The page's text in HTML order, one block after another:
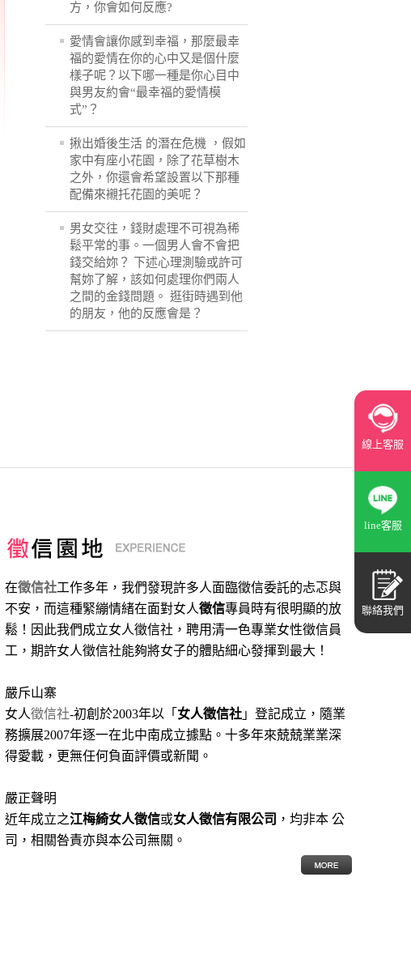
線上客服
line客服
聯絡我們
方，你會如何反應?
愛情會讓你感到幸福，那麼最幸
福的愛情在你的心中又是個什麼
樣子呢？以下哪一種是你心目中
與男友約會“最幸福的愛情模
式”？
揪出婚後生活 的潛在危機 ，假如
家中有座小花園，除了花草樹木
之外，你還會希望設置以下那種
配備來襯托花園的美呢？
男女交往，錢財處理不可視為稀
鬆平常的事。一個男人會不會把
錢交給妳？ 下述心理測驗或許可
幫妳了解，該如何處理你們兩人
之間的金錢問題。 逛街時遇到他
的朋友，他的反應會是？
在徵信社工作多年，我們發現許多人面臨徵信委託的忐忑與
不安，而這種緊繃情緒在面對女人徵信專員時有很明顯的放
鬆！因此我們成立女人徵信社，聘用清一色專業女性徵信員
工，期許女人徵信社能夠將女子的體貼細心發揮到最大 ！
嚴斥山寨
女人徵信社-初創於2003年以「 女人徵信社 」登記成立，隨業
務擴展2007年逐一在北中南成立據點。十多年來兢兢業業深
得愛載，更無任何負面評價或新聞。
嚴正聲明
近年成立之江梅綺女人徵信或女人徵信有限公司 ，均非本 公
司，相關咎責亦與本公司無關。